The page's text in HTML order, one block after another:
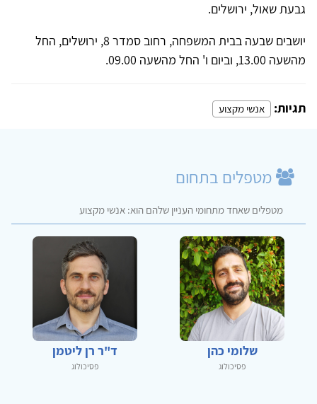
גבעת שאול, ירושלים.
יושבים שבעה בבית המשפחה, רחוב סמדר 8, ירושלים, החל
מהשעה 13.00, וביום ו' החל מהשעה 09.00.
תגיות: אנשי מקצוע
מטפלים בתחום
מטפלים שאחד מתחומי העניין שלהם הוא: אנשי מקצוע
שלומי כהן
פסיכולוג
ד"ר רן ליטמן
פסיכולוג